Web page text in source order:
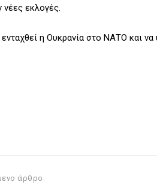
νέες εκλογές.
η Ουκρανία στο ΝΑΤΟ και να
άρθρο